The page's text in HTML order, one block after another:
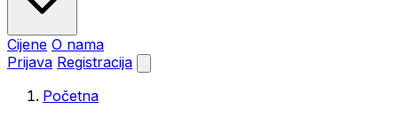
Cijene O nama
Prijava Registracija
Početna